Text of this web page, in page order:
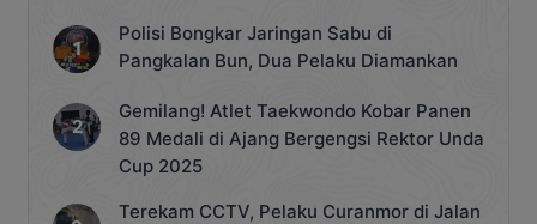
Polisi Bongkar Jaringan Sabu di
Pangkalan Bun, Dua Pelaku Diamankan
Gemilang! Atlet Taekwondo Kobar Panen
89 Medali di Ajang Bergengsi Rektor Unda
Cup 2025
Terekam CCTV, Pelaku Curanmor di Jalan